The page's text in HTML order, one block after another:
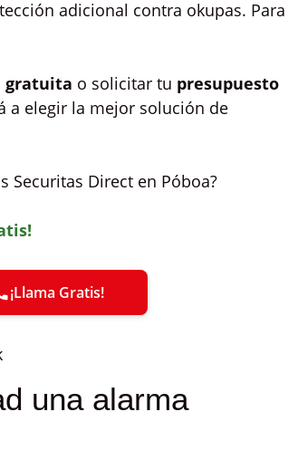
adicional contra okupas. Para
gratuita o solicitar tu presupuesto
a elegir la mejor solución de
Securitas Direct en Póboa?
¡Llama Gratis!
una alarma